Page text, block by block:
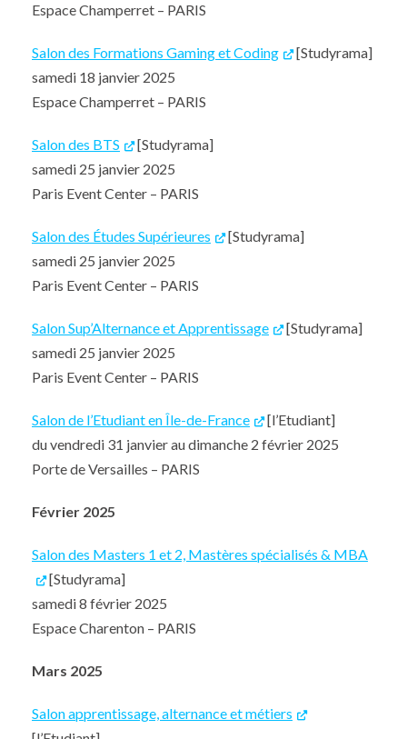
Espace Champerret – PARIS
Salon des Formations Gaming et Coding
[Studyrama]
samedi 18 janvier 2025
Espace Champerret – PARIS
Salon des BTS
[Studyrama]
samedi 25 janvier 2025
Paris Event Center – PARIS
Salon des Études Supérieures
[Studyrama]
samedi 25 janvier 2025
Paris Event Center – PARIS
Salon Sup’Alternance et Apprentissage
[Studyrama]
samedi 25 janvier 2025
Paris Event Center – PARIS
Salon de l’Etudiant en Île-de-France
[l’Etudiant]
du vendredi 31 janvier au dimanche 2 février 2025
Porte de Versailles – PARIS
Février 2025
Salon des Masters 1 et 2, Mastères spécialisés & MBA
[Studyrama]
samedi 8 février 2025
Espace Charenton – PARIS
Mars 2025
Salon apprentissage, alternance et métiers